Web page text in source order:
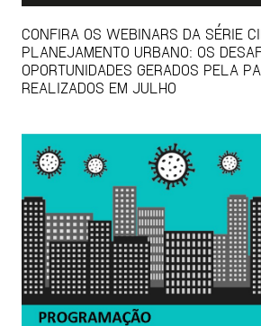
CONFIRA OS WEBINARS DA SÉRIE
PLANEJAMENTO URBANO: OS
OPORTUNIDADES GERADOS PELA
REALIZADOS EM JULHO